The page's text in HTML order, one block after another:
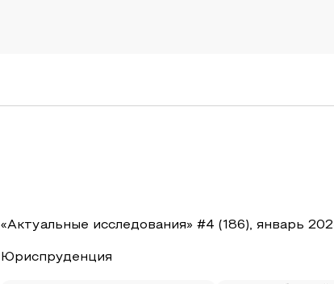
«Актуальные исследования» #4 (186), январь
Юриспруденция